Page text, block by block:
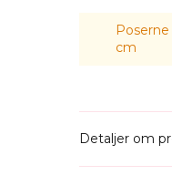
cm
Detaljer om